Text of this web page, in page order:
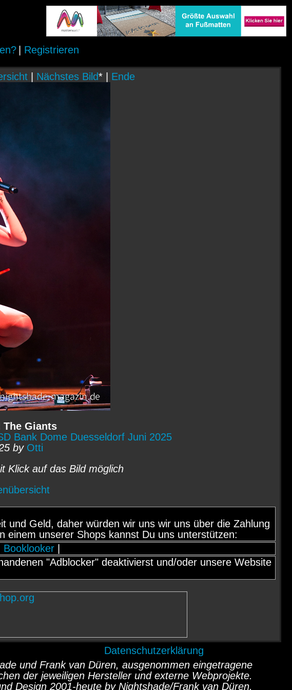
Registrieren
| Nächstes Bild* | Ende
The Giants
Bank Dome Duesseldorf Juni 2025
by Otti
Klick auf das Bild möglich
und Geld, daher würden wir uns wir uns über die Zahlung
einem unserer Shops kannst Du uns unterstützen:
Booklooker
"Adblocker" deaktivierst und/oder unsere Website
Datenschutzerklärung
und Frank van Düren, ausgenommen eingetragene
der jeweiligen Hersteller und externe Webprojekte.
Design 2001-heute by Nightshade/Frank van Düren.